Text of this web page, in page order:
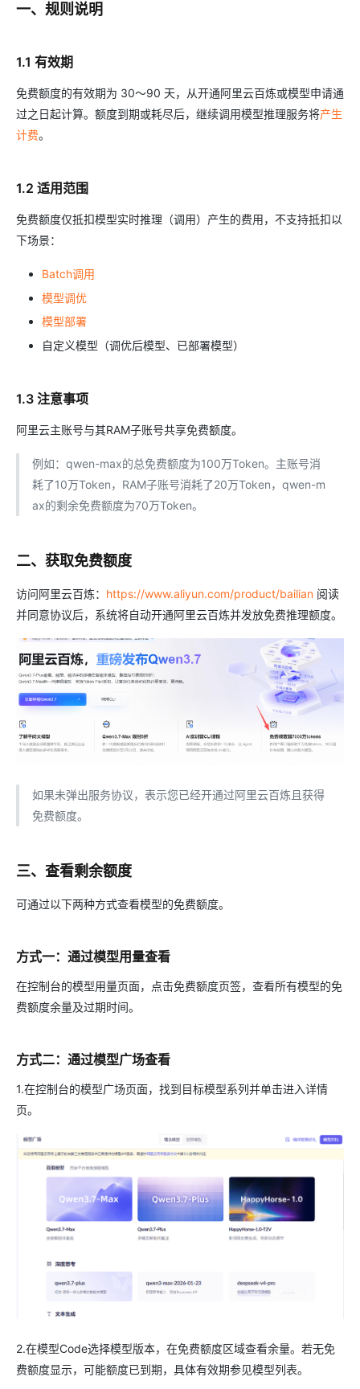
一、规则说明
1.1 有效期
免费额度的有效期为 30～90 天，从开通阿里云百炼或模型申请通
过之日起计算。额度到期或耗尽后，继续调用模型推理服务将产生
计费。
1.2 适用范围
免费额度仅抵扣模型实时推理（调用）产生的费用，不支持抵扣以
下场景：
Batch调用
模型调优
模型部署
自定义模型（调优后模型、已部署模型）
1.3 注意事项
阿里云主账号与其RAM子账号共享免费额度。
例如：qwen-max的总免费额度为100万Token。主账号消
耗了10万Token，RAM子账号消耗了20万Token，qwen-m
ax的剩余免费额度为70万Token。
二、获取免费额度
访问阿里云百炼： https://www.aliyun.com/product/bailian 阅读
并同意协议后，系统将自动开通阿里云百炼并发放免费推理额度。
如果未弹出服务协议，表示您已经开通过阿里云百炼且获得
免费额度。
三、查看剩余额度
可通过以下两种方式查看模型的免费额度。
方式一：通过模型用量查看
在控制台的模型用量页面，点击免费额度页签，查看所有模型的免
费额度余量及过期时间。
方式二：通过模型广场查看
1.在控制台的模型广场页面，找到目标模型系列并单击进入详情
页。
2.在模型Code选择模型版本，在免费额度区域查看余量。若无免
费额度显示，可能额度已到期，具体有效期参见模型列表。